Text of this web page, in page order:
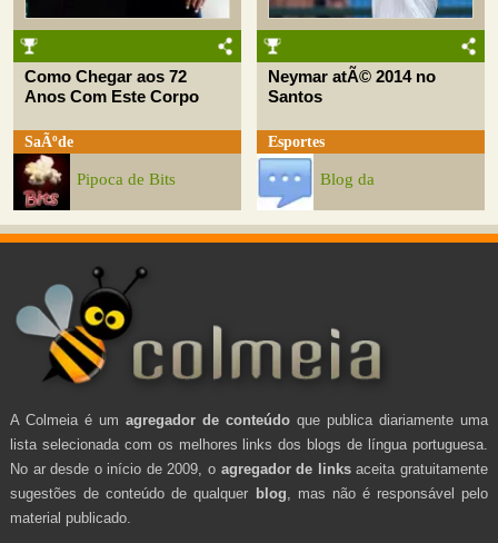
Como Chegar aos 72
Anos Com Este Corpo
SaÃºde
Pipoca de Bits
Neymar atÃ© 2014 no
Santos
Esportes
Blog da
A Colmeia é um agregador de conteúdo que publica diariamente uma
lista selecionada com os melhores links dos blogs de língua portuguesa.
No ar desde o início de 2009, o agregador de linksaceita gratuitamente
sugestões de conteúdo de qualquer blog , mas não é responsável pelo
material publicado.